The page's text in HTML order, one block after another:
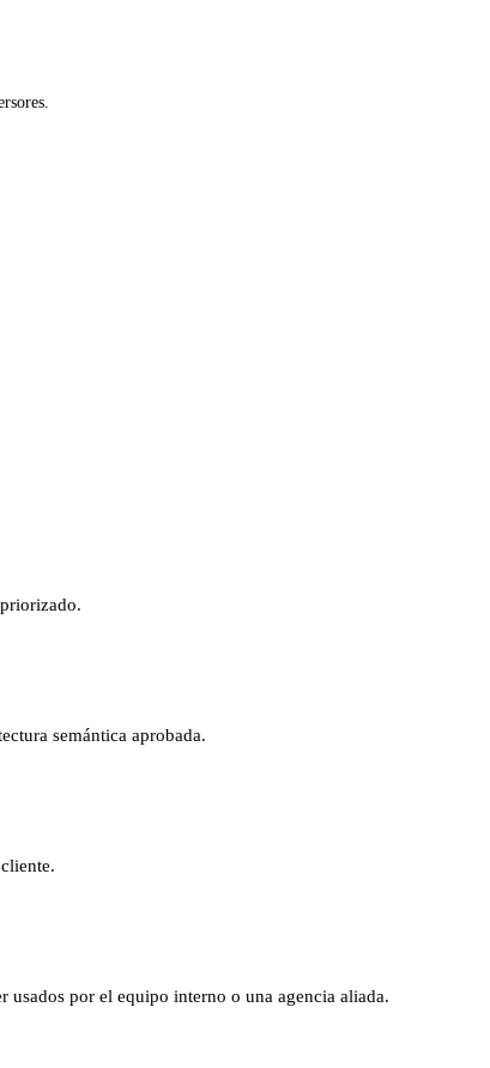
semántica aprobada.
por el equipo interno o una agencia aliada.